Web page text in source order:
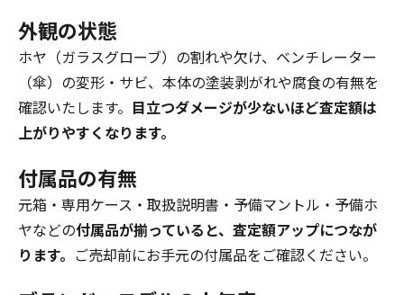
外観の状態
ホヤ（ガラスグローブ）の割れや欠け、ベンチレーター
（傘）の変形・サビ、本体の塗装剥がれや腐食の有無を
確認いたします。 目立つダメージが少ないほど査定額は
上がりやすくなります。
付属品の有無
元箱・専用ケース・取扱説明書・予備マントル・予備ホ
ヤなどの付属品が揃っていると、査定額アップにつなが
ります。 ご売却前にお手元の付属品をご確認ください。